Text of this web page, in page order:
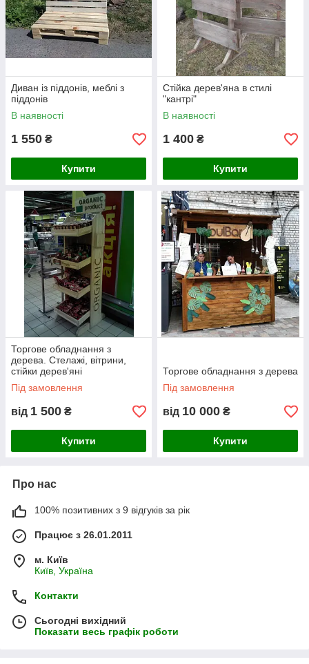
Диван із піддонів, меблі з
піддонів
В наявності
1 550 ₴
Купити
Стійка дерев'яна в стилі
"кантрі"
В наявності
1 400 ₴
Купити
Торгове обладнання з
дерева. Стелажі, вітрини,
стійки дерев'яні
Під замовлення
від 1 500 ₴
Купити
Торгове обладнання з дерева
Під замовлення
від 10 000 ₴
Купити
Про нас
100% позитивних з 9 відгуків за рік
Працює з 26.01.2011
м. Київ
Київ, Україна
Контакти
Сьогодні вихідний
Показати весь графік роботи